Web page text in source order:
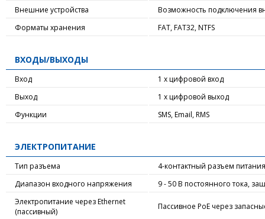
Внешние устройства
Возможность подключения
Форматы хранения
FAT, FAT32, NTFS
ВХОДЫ/ВЫХОДЫ
Вход
1 х цифровой вход
Выход
1 х цифровой выход
Функции
SMS, Email, RMS
ЭЛЕКТРОПИТАНИЕ
Тип разъема
4-контактный разъем
Диапазон входного напряжения
9 - 50 В постоянного тока,
Электропитание через Ethernet
(пассивный)
Пассивное PoE через